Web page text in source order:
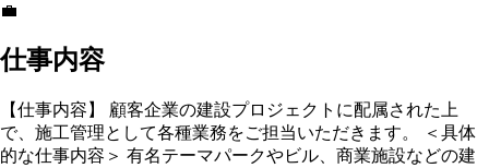
💼
仕事内容
【仕事内容】 顧客企業の建設プロジェクトに配属された上
で、施工管理として各種業務をご担当いただきます。 ＜具体
的な仕事内容＞ 有名テーマパークやビル、商業施設などの建